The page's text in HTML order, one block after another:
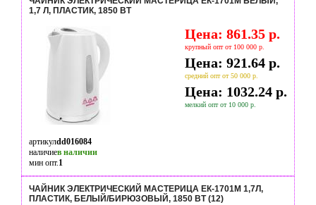
1,7 Л, ПЛАСТИК, 1850 ВТ
Цена: 861.35 р.
крупный опт от 100 000 р.
Цена: 921.64 р.
средний опт от 50 000 р.
Цена: 1032.24 р.
мелкий опт от 10 000 р.
артикулdd016084
наличиев наличии
мин опт.1
ЧАЙНИК ЭЛЕКТРИЧЕСКИЙ МАСТЕРИЦА ЕК-1701M 1,7Л,
ПЛАСТИК, БЕЛЫЙ/БИРЮЗОВЫЙ, 1850 ВТ (12)